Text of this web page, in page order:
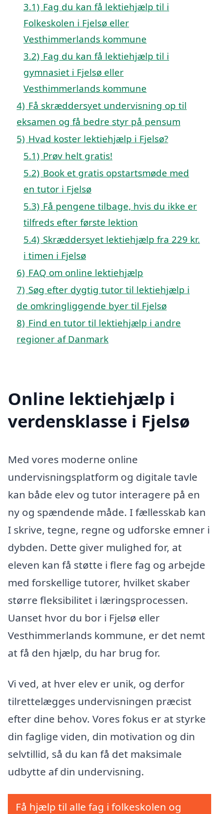
3.1) Fag du kan få lektiehjælp til i
Folkeskolen i Fjelsø eller
Vesthimmerlands kommune
3.2) Fag du kan få lektiehjælp til i
gymnasiet i Fjelsø eller
Vesthimmerlands kommune
4) Få skræddersyet undervisning op til
eksamen og få bedre styr på pensum
5) Hvad koster lektiehjælp i Fjelsø?
5.1) Prøv helt gratis!
5.2) Book et gratis opstartsmøde med
en tutor i Fjelsø
5.3) Få pengene tilbage, hvis du ikke er
tilfreds efter første lektion
5.4) Skræddersyet lektiehjælp fra 229 kr.
i timen i Fjelsø
6) FAQ om online lektiehjælp
7) Søg efter dygtig tutor til lektiehjælp i
de omkringliggende byer til Fjelsø
8) Find en tutor til lektiehjælp i andre
regioner af Danmark
Online lektiehjælp i
verdensklasse i Fjelsø
Med vores moderne online
undervisningsplatform og digitale tavle
kan både elev og tutor interagere på en
ny og spændende måde. I fællesskab kan
I skrive, tegne, regne og udforske emner i
dybden. Dette giver mulighed for, at
eleven kan få støtte i flere fag og arbejde
med forskellige tutorer, hvilket skaber
større fleksibilitet i læringsprocessen.
Uanset hvor du bor i Fjelsø eller
Vesthimmerlands kommune, er det nemt
at få den hjælp, du har brug for.
Vi ved, at hver elev er unik, og derfor
tilrettelægges undervisningen præcist
efter dine behov. Vores fokus er at styrke
din faglige viden, din motivation og din
selvtillid, så du kan få det maksimale
udbytte af din undervisning.
Få hjælp til alle fag i folkeskolen og